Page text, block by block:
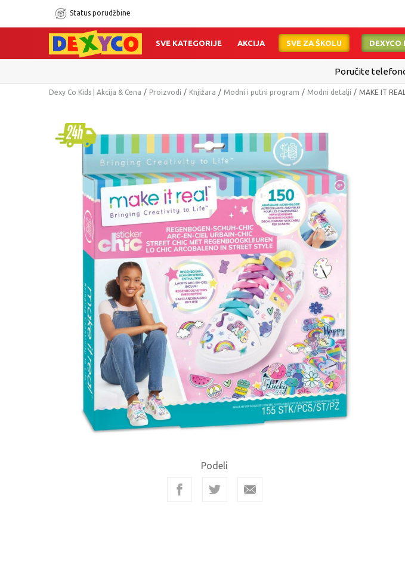
Status porudžbine
SVE KATEGORIJE AKCIJA SVE ZA ŠKOLU DEXYCO
Poručite
Dexy Co Kids | Akcija & Cena Proizvodi Knjižara Modni i putni program Modni detalji MAKE IT
Podeli